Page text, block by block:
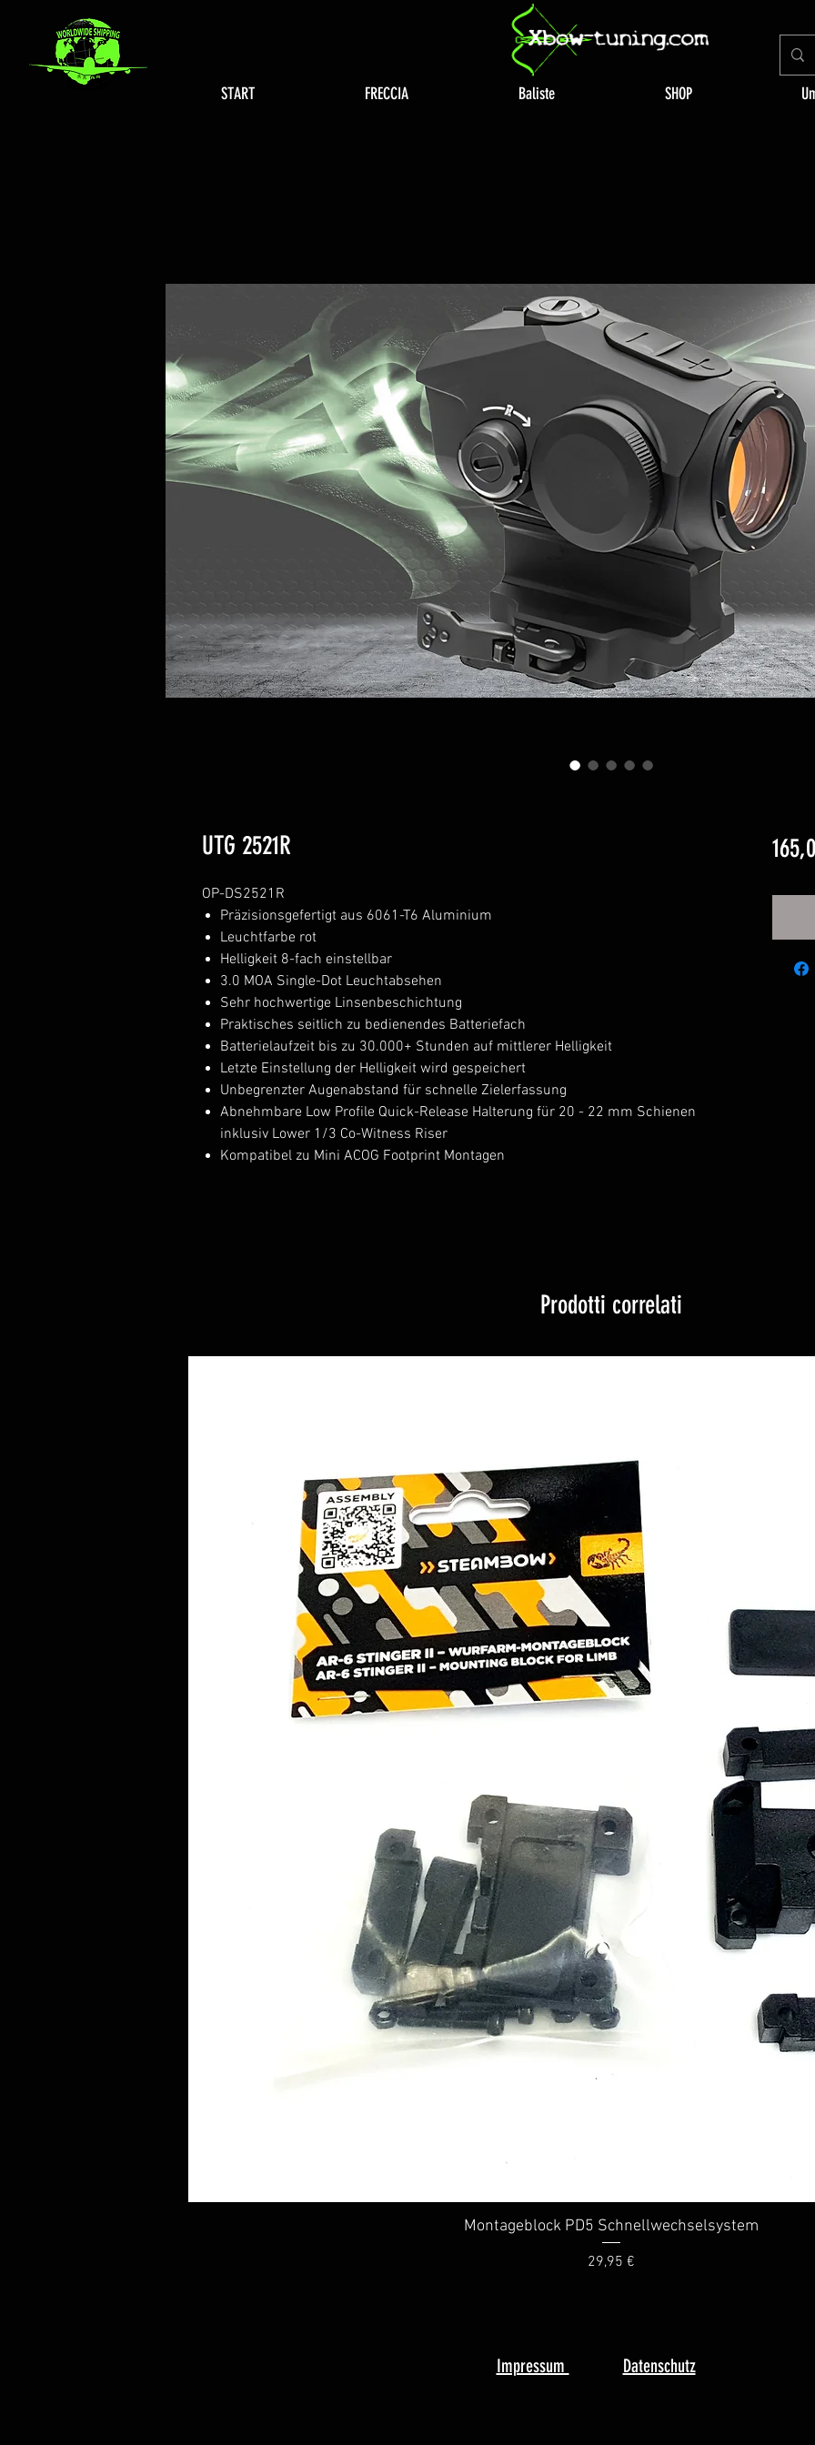
START FRECCIA Baliste SHOP
UTG 2521R
OP-DS2521R
Präzisionsgefertigt aus 6061-T6 Aluminium
Leuchtfarbe rot
Helligkeit 8-fach einstellbar
3.0 MOA Single-Dot Leuchtabsehen
Sehr hochwertige Linsenbeschichtung
Praktisches seitlich zu bedienendes Batteriefach
Batterielaufzeit bis zu 30.000+ Stunden auf mittlerer Helligkeit
Letzte Einstellung der Helligkeit wird gespeichert
Unbegrenzter Augenabstand für schnelle Zielerfassung
Abnehmbare Low Profile Quick-Release Halterung für 20 - 22 mm Schienen
inklusiv Lower 1/3 Co-Witness Riser
Kompatibel zu Mini ACOG Footprint Montagen
Prodotti correlati
Vista rapida
Montageblock PD5 Schnellwechselsystem
Prezzo
29,95 €
Impressum Datenschutz